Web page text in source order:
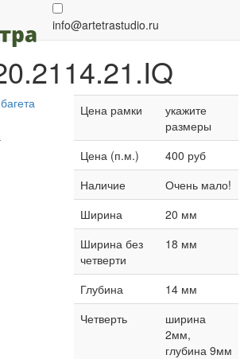
info@artetrastudio.ru
Багет 120.2114.21.IQ
Цена рамки
укажите
размеры
Цена (п.м.)
400 руб
Наличие
Очень мало!
Ширина
20 мм
Ширина без
четверти
18 мм
Глубина
14 мм
Четверть
ширина
2мм,
глубина 9мм